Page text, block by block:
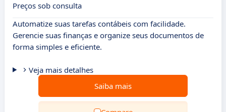
Preços sob consulta
Automatize suas tarefas contábeis com facilidade.
Gerencie suas finanças e organize seus documentos de
forma simples e eficiente.
Veja mais detalhes
Saiba mais